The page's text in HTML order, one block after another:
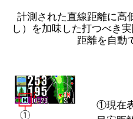
計測された直線距離に高
し）を加味した打つべき
距離を自動
①現在